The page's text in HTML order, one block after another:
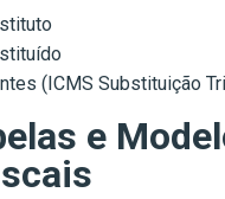
(ICMS Substituição
e